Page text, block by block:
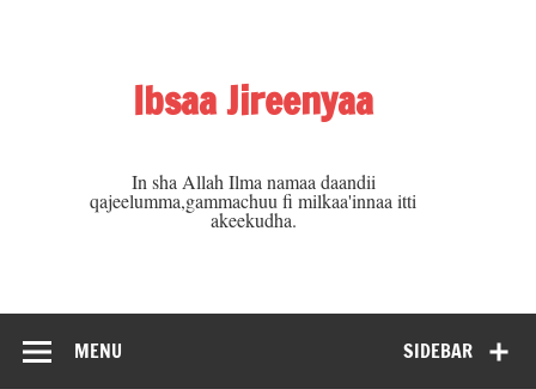
Ibsaa Jireenyaa
In sha Allah Ilma namaa daandii
qajeelumma,gammachuu fi milkaa'innaa itti
akeekudha.
SIDEBAR
MENU